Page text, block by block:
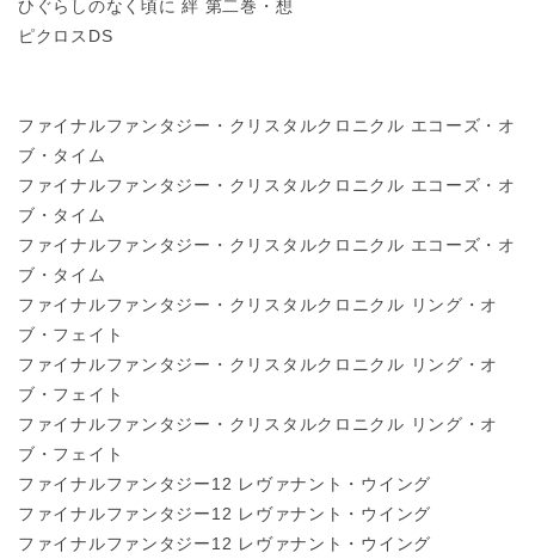
ひぐらしのなく頃に 絆 第二巻・想
ピクロスDS
ファイナルファンタジー・クリスタルクロニクル エコーズ・オ
ブ・タイム
ファイナルファンタジー・クリスタルクロニクル エコーズ・オ
ブ・タイム
ファイナルファンタジー・クリスタルクロニクル エコーズ・オ
ブ・タイム
ファイナルファンタジー・クリスタルクロニクル リング・オ
ブ・フェイト
ファイナルファンタジー・クリスタルクロニクル リング・オ
ブ・フェイト
ファイナルファンタジー・クリスタルクロニクル リング・オ
ブ・フェイト
ファイナルファンタジー12 レヴァナント・ウイング
ファイナルファンタジー12 レヴァナント・ウイング
ファイナルファンタジー12 レヴァナント・ウイング